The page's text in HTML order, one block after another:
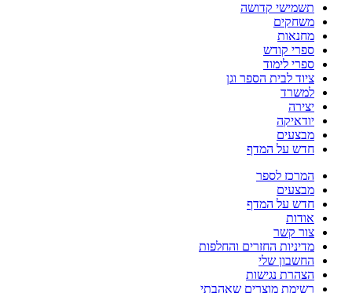
תשמישי קדושה
משחקים
מחנאות
ספרי קודש
ספרי לימוד
ציוד לבית הספר וגן
למשרד
יצירה
יודאיקה
מבצעים
חדש על המדף
המרכז לספר
מבצעים
חדש על המדף
אודות
צור קשר
מדיניות החזרים והחלפות
החשבון שלי
הצהרת נגישות
רשימת מוצרים שאהבתי